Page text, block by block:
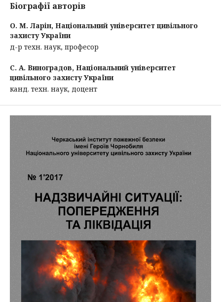
Біографії авторів
О. М. Ларін, Національний університет цивільного
захисту України
д-р техн. наук, професор
С. А. Виноградов, Національний університет
цивільного захисту України
канд. техн. наук, доцент